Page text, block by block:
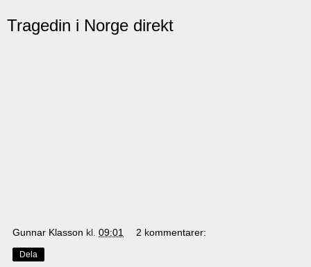
Tragedin i Norge direkt
Gunnar Klasson kl. 09:01 2 kommentarer:
Dela